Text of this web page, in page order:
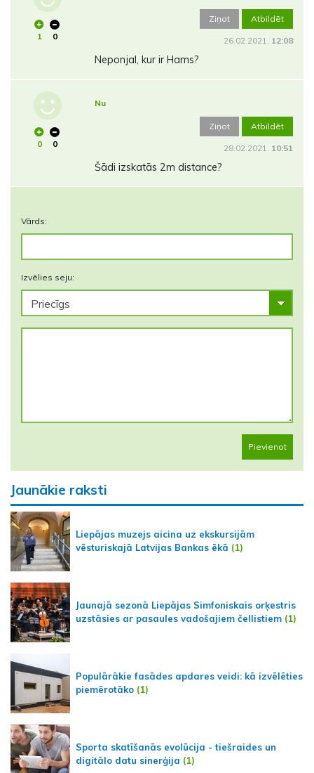
1 0
Ziņot Atbildēt
26.02.2021. 12:08
Neponjal, kur ir Hams?
0 0
Nu
Ziņot Atbildēt
28.02.2021. 10:51
Šādi izskatās 2m distance?
Vārds:
Izvēlies seju:
Pievienot
Jaunākie raksti
Liepājas muzejs aicina uz ekskursijām
vēsturiskajā Latvijas Bankas ēkā (1)
Jaunajā sezonā Liepājas Simfoniskais orķestris
uzstāsies ar pasaules vadošajiem čellistiem (1)
Populārākie fasādes apdares veidi: kā izvēlēties
piemērotāko (1)
Sporta skatīšanās evolūcija - tiešraides un
digitālo datu sinerģija (1)